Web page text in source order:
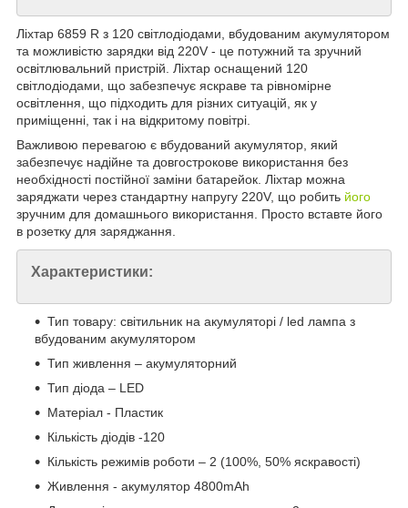
Ліхтар 6859 R з 120 світлодіодами, вбудованим акумулятором
та можливістю зарядки від 220V - це потужний та зручний
освітлювальний пристрій. Ліхтар оснащений 120
світлодіодами, що забезпечує яскраве та рівномірне
освітлення, що підходить для різних ситуацій, як у
приміщенні, так і на відкритому повітрі.
Важливою перевагою є вбудований акумулятор, який
забезпечує надійне та довгострокове використання без
необхідності постійної заміни батарейок. Ліхтар можна
заряджати через стандартну напругу 220V, що робить його
зручним для домашнього використання. Просто вставте його
в розетку для заряджання.
Характеристики:
Тип товару: світильник на акумуляторі / led лампа з
вбудованим акумулятором
Тип живлення – акумуляторний
Тип діода – LED
Матеріал - Пластик
Кількість діодів -120
Кількість режимів роботи – 2 (100%, 50% яскравості)
Живлення - акумулятор 4800mAh